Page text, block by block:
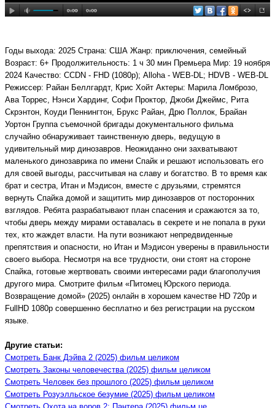
Годы выхода: 2025 Страна: США Жанр: приключения, семейный
Возраст: 6+ Продолжительность: 1 ч 30 мин Премьера Мир: 19 ноября
2024 Качество: CCDN - FHD (1080p); Alloha - WEB-DL; HDVB - WEB-DL
Режиссер: Райан Беллгардт, Крис Хойт Актеры: Марила Ломброзо,
Ава Торрес, Нэнси Хардинг, Софи Проктор, Джоби Джеймс, Рита
Скрэнтон, Коуди Пеннингтон, Брукс Райан, Дрю Поллок, Брайан
Уортон Группа съемочной бригады документального фильма
случайно обнаруживает таинственную дверь, ведущую в
удивительный мир динозавров. Неожиданно они захватывают
маленького динозаврика по имени Спайк и решают использовать его
для своей выгоды, рассчитывая на славу и богатство. В то время как
брат и сестра, Итан и Мэдисон, вместе с друзьями, стремятся
вернуть Спайка домой и защитить мир динозавров от посторонних
взглядов. Ребята разрабатывают план спасения и сражаются за то,
чтобы дверь между мирами оставалась в секрете и не попала в руки
тех, кто жаждет власти. На пути возникают непредвиденные
препятствия и опасности, но Итан и Мэдисон уверены в правильности
своего выбора. Несмотря на все трудности, они стоят на стороне
Спайка, готовые жертвовать своими интересами ради благополучия
другого мира. Смотрите фильм «Питомец Юрского периода.
Возвращение домой» (2025) онлайн в хорошем качестве HD 720p и
FullHD 1080p совершенно бесплатно и без регистрации на русском
языке.
Другие статьи:
Смотреть Банк Дэйва 2 (2025) фильм целиком
Смотреть Законы человечества (2025) фильм целиком
Смотреть Человек без прошлого (2025) фильм целиком
Смотреть Розуэлльское безумие (2025) фильм целиком